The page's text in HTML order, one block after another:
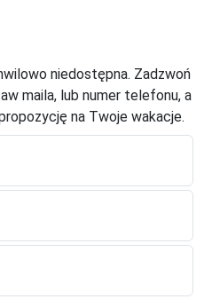
- ANITA, a la carte ¹⁾
la carte ¹⁾
a la carte ¹⁾
a la carte ¹⁾
międzynarodowa,
¹⁾
niedostępna. Zadzwoń
maila, lub numer telefonu, a
na Twoje wakacje.